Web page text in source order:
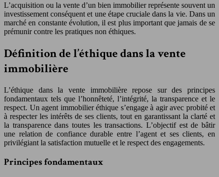
L’acquisition ou la vente d’un bien immobilier représente souvent un
investissement conséquent et une étape cruciale dans la vie. Dans un
marché en constante évolution, il est plus important que jamais de se
prémunir contre les pratiques non éthiques.
Définition de l’éthique dans la vente
immobilière
L’éthique dans la vente immobilière repose sur des principes
fondamentaux tels que l’honnêteté, l’intégrité, la transparence et le
respect. Un agent immobilier éthique s’engage à agir avec probité et
à respecter les intérêts de ses clients, tout en garantissant la clarté et
la transparence dans toutes les transactions. L’objectif est de bâtir
une relation de confiance durable entre l’agent et ses clients, en
privilégiant la satisfaction mutuelle et le respect des engagements.
Principes fondamentaux